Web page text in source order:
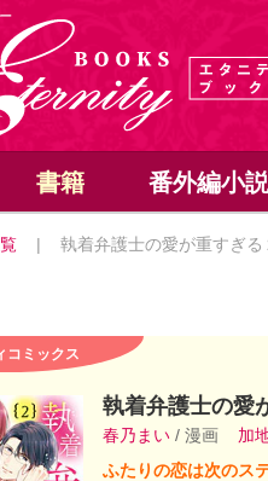
書籍 番外編小説
| 執着弁護士の愛が重すぎる
コミックス
執着弁護士の愛
春乃まい / 漫画 加
ふたりの恋は次のス